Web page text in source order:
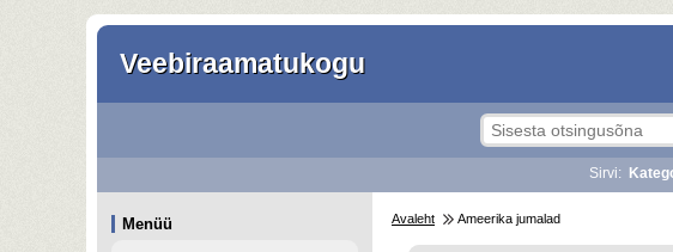
Veebiraamatukogu
Sirvi:
Menüü Avaleht Ameerika jumalad